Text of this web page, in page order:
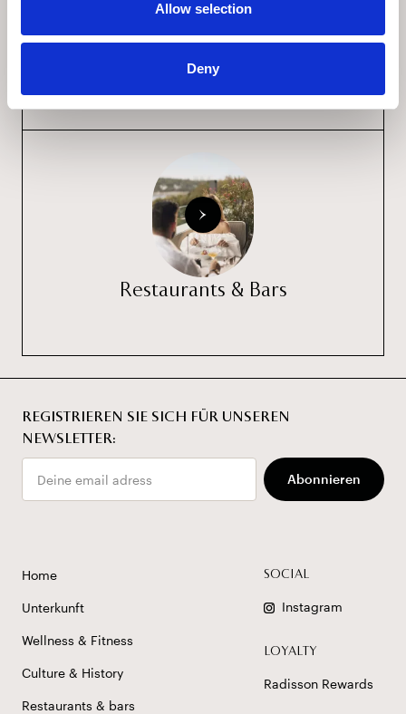
Allow selection
Deny
Wellness & Fitness
Restaurants & Bars
REGISTRIEREN SIE SICH FÜR UNSEREN
NEWSLETTER:
Email
Abonnieren
Home
Unterkunft
Wellness & Fitness
Culture & History
Restaurants & bars
SOCIAL
Instagram
LOYALTY
Radisson Rewards